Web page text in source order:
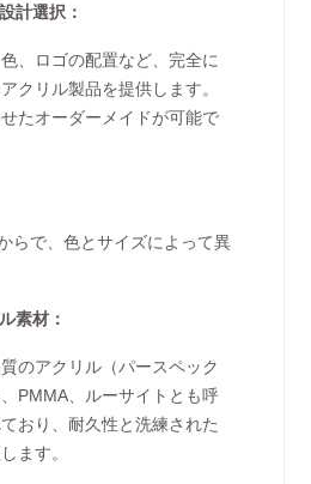
計選択：
、ロゴの配置など、完全に
クリル製品を提供します。
たオーダーメイドが可能で
らで、色とサイズによって異
素材：
のアクリル（パースペック
PMMA、ルーサイトとも呼
おり、耐久性と洗練された
ます。